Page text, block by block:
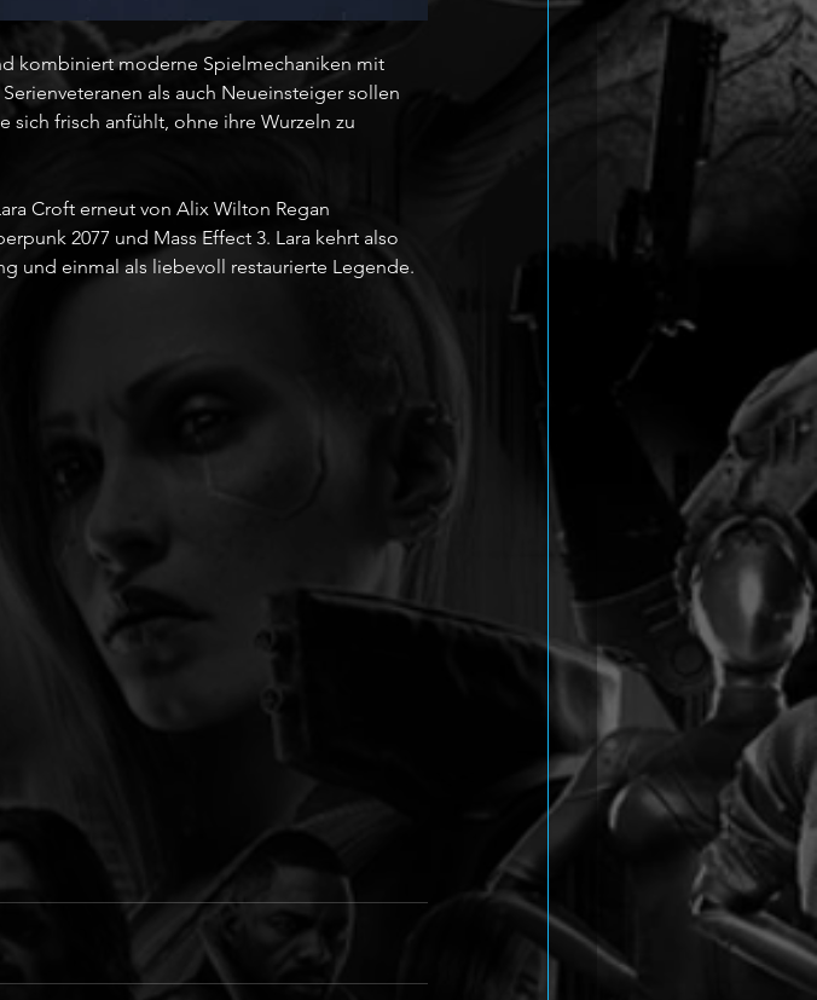
kombiniert moderne Spielmechaniken mit
als auch Neueinsteiger sollen
sich frisch anfühlt, ohne ihre Wurzeln zu
Croft erneut von Alix Wilton Regan
2077 und Mass Effect 3. Lara kehrt also
und einmal als liebevoll restaurierte Legende.